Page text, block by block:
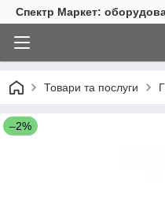
Спектр Маркет:
Товари та послуги
–2%